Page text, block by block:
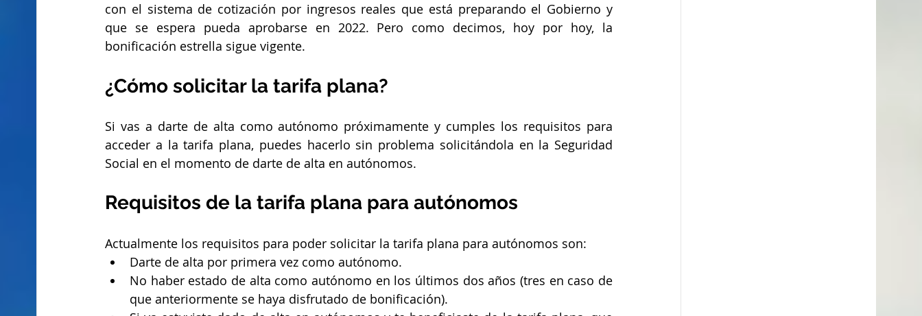
con el sistema de cotización por ingresos reales que está preparando el Gobierno y
que se espera pueda aprobarse en 2022. Pero como decimos, hoy por hoy, la
bonificación estrella sigue vigente.
¿Cómo solicitar la tarifa plana?
Si vas a darte de alta como autónomo próximamente y cumples los requisitos para
acceder a la tarifa plana, puedes hacerlo sin problema solicitándola en la Seguridad
Social en el momento de darte de alta en autónomos.
Requisitos de la tarifa plana para autónomos
Actualmente los requisitos para poder solicitar la tarifa plana para autónomos son:
Darte de alta por primera vez como autónomo.
No haber estado de alta como autónomo en los últimos dos años (tres en caso de
que anteriormente se haya disfrutado de bonificación).